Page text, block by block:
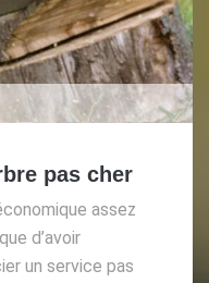
pas cher
assez
d’avoir
un service pas